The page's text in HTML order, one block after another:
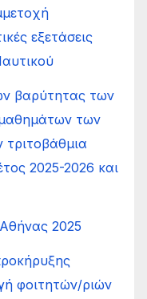
εξετάσεις
βαρύτητας των
των
2025-2026 και
2025
φοιτητών/ριών